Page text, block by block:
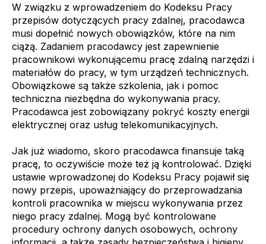
W związku z wprowadzeniem do Kodeksu Pracy
przepisów dotyczących pracy zdalnej, pracodawca
musi dopełnić nowych obowiązków, które na nim
ciążą. Zadaniem pracodawcy jest zapewnienie
pracownikowi wykonującemu pracę zdalną narzędzi i
materiałów do pracy, w tym urządzeń technicznych.
Obowiązkowe są także szkolenia, jak i pomoc
techniczna niezbędna do wykonywania pracy.
Pracodawca jest zobowiązany pokryć koszty energii
elektrycznej oraz usług telekomunikacyjnych.
Jak już wiadomo, skoro pracodawca finansuje taką
pracę, to oczywiście może też ją kontrolować. Dzięki
ustawie wprowadzonej do Kodeksu Pracy pojawił się
nowy przepis, upoważniający do przeprowadzania
kontroli pracownika w miejscu wykonywania przez
niego pracy zdalnej. Mogą być kontrolowane
procedury ochrony danych osobowych, ochrony